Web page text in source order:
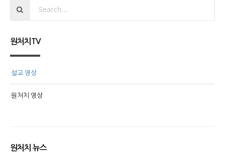
원처치TV
설교 영상
원처치 영상
원처치 뉴스